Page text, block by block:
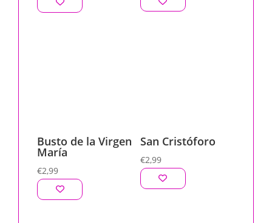
Busto de la Virgen
María
€2,99
San Cristóforo
€2,99